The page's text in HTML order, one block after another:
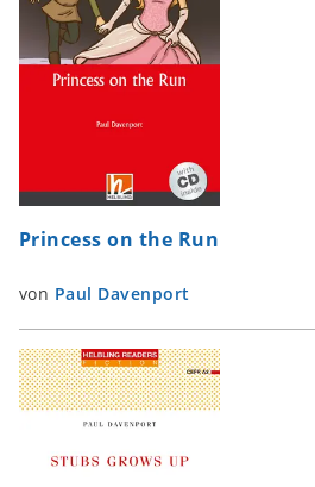
Princess on the Run
von Paul Davenport